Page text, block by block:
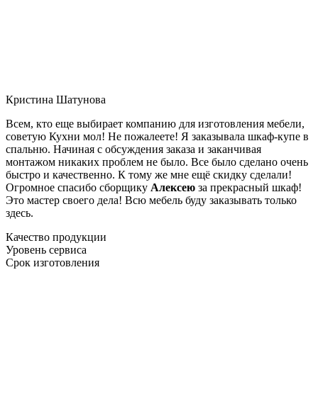
Кристина Шатунова
Всем, кто еще выбирает компанию для изготовления мебели,
советую Кухни мол! Не пожалеете! Я заказывала шкаф-купе в
спальню. Начиная с обсуждения заказа и заканчивая
монтажом никаких проблем не было. Все было сделано очень
быстро и качественно. К тому же мне ещё скидку сделали!
Огромное спасибо сборщику Алексею за прекрасный шкаф!
Это мастер своего дела! Всю мебель буду заказывать только
здесь.
Качество продукции
Уровень сервиса
Срок изготовления